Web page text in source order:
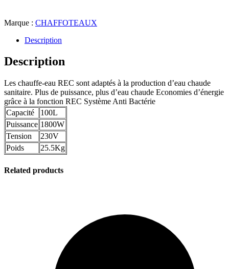
Marque : CHAFFOTEAUX
Description
Description
Les chauffe-eau REC sont adaptés à la production d’eau chaude
sanitaire. Plus de puissance, plus d’eau chaude Economies d’énergie
grâce à la fonction REC Système Anti Bactérie
Capacité
100L
Puissance 1800W
Tension
230V
Poids
25.5Kg
Related products